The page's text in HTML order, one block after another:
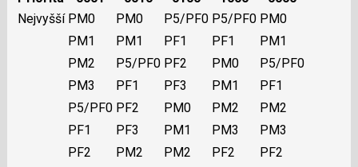
Nejvyšší PM0 PM0 P5/PF0 P5/PF0 PM0
PM1
PM1 PF1 PF1
PM1
PM2
P5/PF0 PF2 PM0
P5/PF0
PM3
PF1 PF3 PM1
PF1
P5/PF0 PF2 PM0 PM2
PM2
PF1
PF3 PM1 PM3
PM3
PF2
PM2 PM2 PF2
PF2